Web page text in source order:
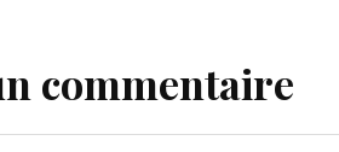
commentaire